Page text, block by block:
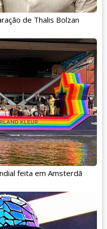
de Thalis Bolzan
feita em Amsterdã